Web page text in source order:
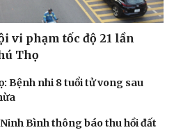
vi phạm tốc độ 21 lần
Thọ
Bệnh nhi 8 tuổi tử vong sau
Bình thông báo thu hồi đất